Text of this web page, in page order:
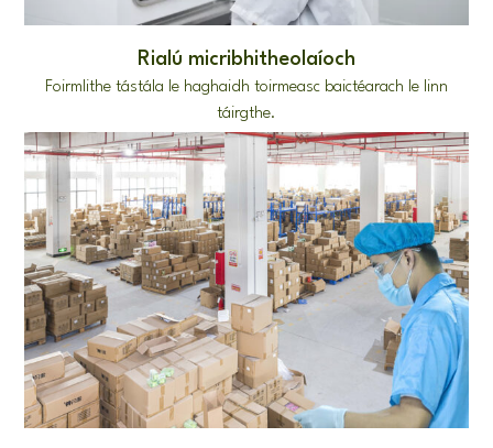
Rialú micribhitheolaíoch
Foirmlithe tástála le haghaidh toirmeasc baictéarach le linn
táirgthe.